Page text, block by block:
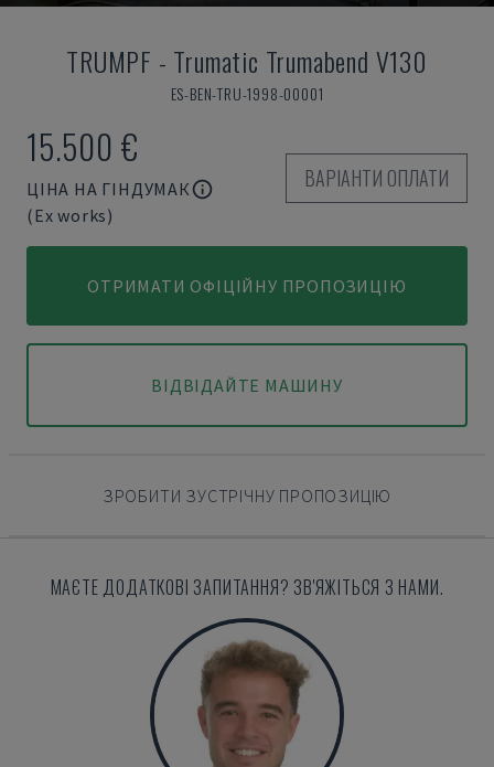
TRUMPF - Trumatic Trumabend V130
ES-BEN-TRU-1998-00001
15.500 €
ЦІНА НА ГІНДУМАК
(Ex works)
ВАРІАНТИ ОПЛАТИ
ОТРИМАТИ ОФІЦІЙНУ ПРОПОЗИЦІЮ
ВІДВІДАЙТЕ МАШИНУ
ЗРОБИТИ ЗУСТРІЧНУ ПРОПОЗИЦІЮ
МАЄТЕ ДОДАТКОВІ ЗАПИТАННЯ? ЗВ'ЯЖІТЬСЯ З НАМИ.